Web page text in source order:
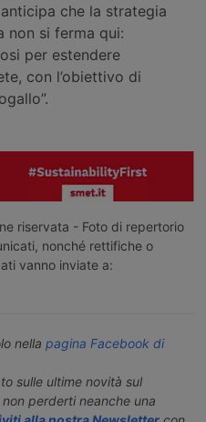
che la strategia
non si ferma qui:
per estendere
con l’obiettivo di
riservata - Foto di repertorio
nonché rettifiche o
vanno inviate a:
nella pagina Facebook di
sulle ultime novità sul
perderti neanche una